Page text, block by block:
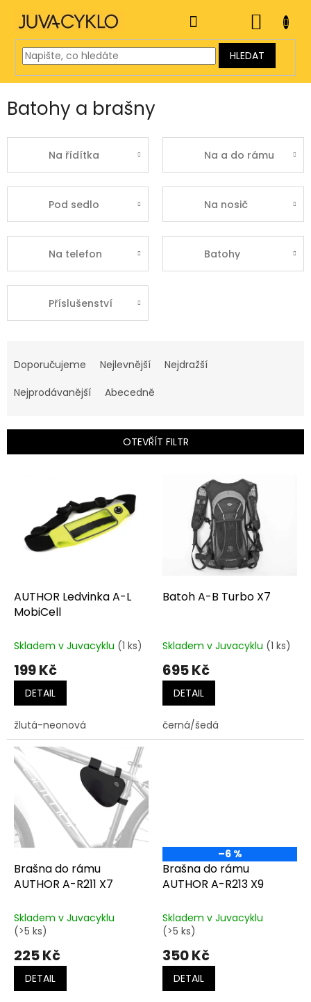
obsah
HLEDAT
KOŠÍK
Batohy a brašny
Na řídítka Na a do rámu
Pod sedlo Na nosič
Na telefon Batohy
Příslušenství
a
e
í
r
Doporučujeme Nejlevnější
Nejdražší
Nejprodávanější
Abecedně
OTEVŘÍT FILTR
dAUTHOR Ledvinka A-L
MobiCell
Skladem v Juvacyklu (1 ks)
199 Kč
DETAIL
žlutá-neonová
Batoh A-B Turbo X7
Skladem v Juvacyklu (1 ks)
695 Kč
DETAIL
černá/šedá
Brašna do rámu
AUTHOR A-R211 X7
Skladem v Juvacyklu
(>5 ks)
225 Kč
DETAIL
–6 %
Brašna do rámu
AUTHOR A-R213 X9
Skladem v Juvacyklu
(>5 ks)
350 Kč
DETAIL